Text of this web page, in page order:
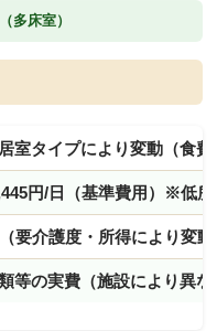
多床室）
室タイプにより変動（食
円/日（基準費用）※低
要介護度・所得により変動
等の実費（施設により異な